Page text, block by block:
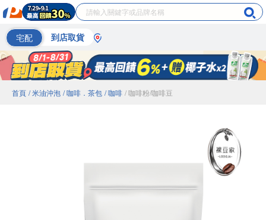
宅配 到店取貨
首頁 / 米油沖泡 / 咖啡．茶包 / 咖啡 / 咖啡粉/咖啡豆